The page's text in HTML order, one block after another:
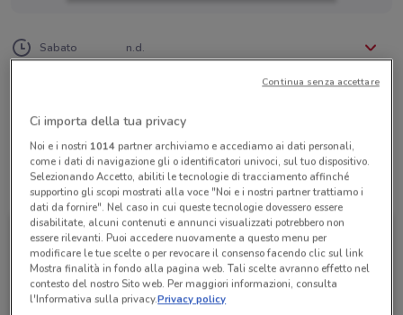
Sabato n.d.
Domenica n.d.
88 Di Alioth Srl
Tutte le promozioni di questo negozio
Ci importa della tua privacy
Noi e i nostri 1014partner archiviamo e accediamo ai dati personali,
come i dati di navigazione gli o identificatori univoci, sul tuo dispositivo.
Selezionando Accetto, abiliti le tecnologie di tracciamento affinché
supportino gli scopi mostrati alla voce "Noi e i nostri partner trattiamo i
dati da fornire". Nel caso in cui queste tecnologie dovessero essere
disabilitate, alcuni contenuti e annunci visualizzati potrebbero non
essere rilevanti. Puoi accedere nuovamente a questo menu per
modificare le tue scelte o per revocare il consenso facendo clic sul link
Mostra finalità in fondo alla pagina web. Tali scelte avranno effetto nel
contesto del nostro Sito web. Per maggiori informazioni, consulta
l'Informativa sulla privacy.Privacy policy
Continua senza accettare